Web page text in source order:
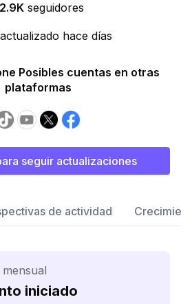
seguidores
hace días
Posibles cuentas en otras
plataformas
seguir actualizaciones
de actividad
iniciado